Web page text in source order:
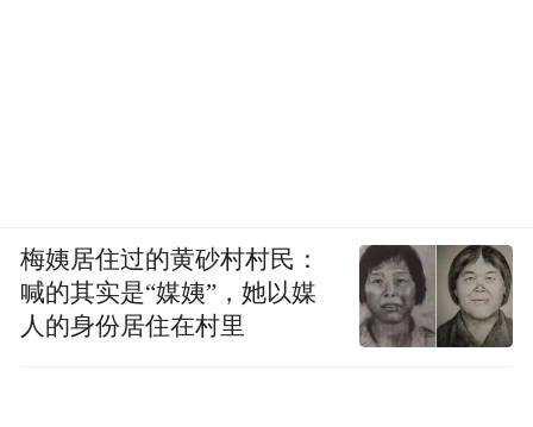
梅姨居住过的黄砂村村民：
喊的其实是“媒姨”，她以媒
人的身份居住在村里